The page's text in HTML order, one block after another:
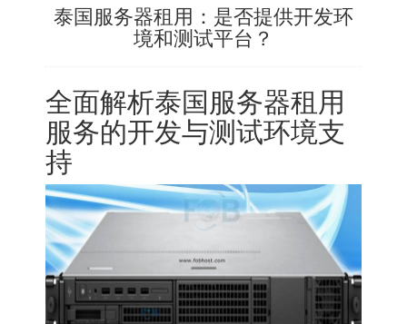
泰国服务器租用：是否提供开发环
境和测试平台？
全面解析泰国服务器租用
服务的开发与测试环境支
持